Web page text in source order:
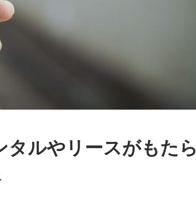
タルやリースがもたら